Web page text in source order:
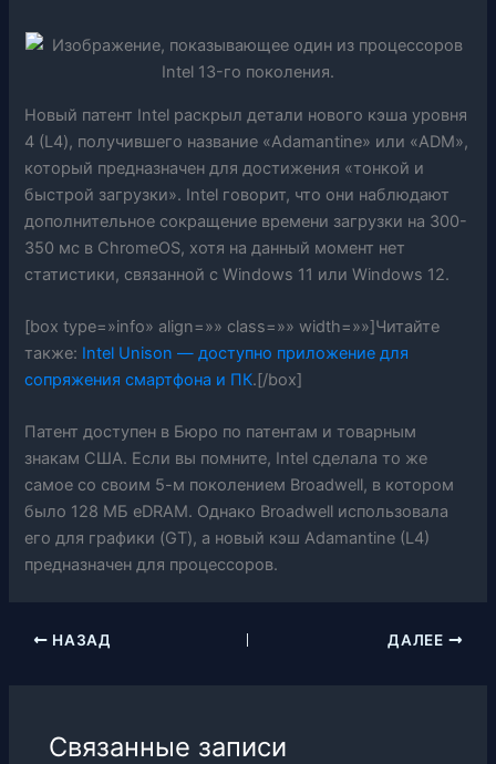
Новый патент Intel раскрыл детали нового кэша уровня
4 (L4), получившего название «Adamantine» или «ADM»,
который предназначен для достижения «тонкой и
быстрой загрузки». Intel говорит, что они наблюдают
дополнительное сокращение времени загрузки на 300-
350 мс в ChromeOS, хотя на данный момент нет
статистики, связанной с Windows 11 или Windows 12.
[box type=»info» align=»» class=»» width=»»]Читайте
также: Intel Unison — доступно приложение для
сопряжения смартфона и ПК.[/box]
Патент доступен в Бюро по патентам и товарным
знакам США. Если вы помните, Intel сделала то же
самое со своим 5-м поколением Broadwell, в котором
было 128 МБ eDRAM. Однако Broadwell использовала
его для графики (GT), а новый кэш Adamantine (L4)
предназначен для процессоров.
НАЗАД ДАЛЕЕ
Связанные записи